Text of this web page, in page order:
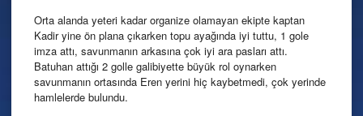
Orta alanda yeteri kadar organize olamayan ekipte kaptan
Kadir yine ön plana çıkarken topu ayağında iyi tuttu, 1 gole
imza attı, savunmanın arkasına çok iyi ara pasları attı.
Batuhan attığı 2 golle galibiyette büyük rol oynarken
savunmanın ortasında Eren yerini hiç kaybetmedi, çok yerinde
hamlelerde bulundu.